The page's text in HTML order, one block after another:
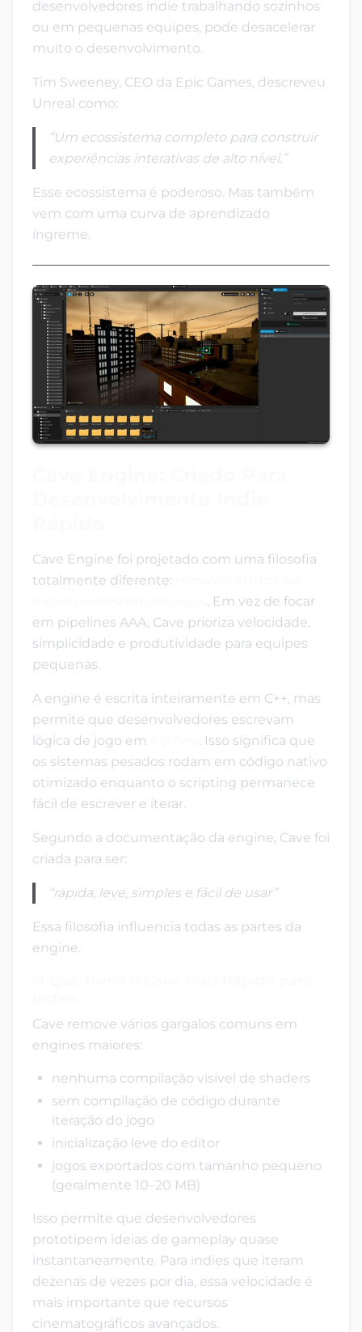
desenvolvedores indie trabalhando sozinhos
ou em pequenas equipes, pode desacelerar
muito o desenvolvimento.
Tim Sweeney, CEO da Epic Games, descreveu
Unreal como:
“Um ecossistema completo para construir
experiências interativas de alto nível.”
Esse ecossistema é poderoso. Mas também
vem com uma curva de aprendizado
íngreme.
Cave Engine foi projetado com uma filosofia
totalmente diferente:
. Em vez de focar
em pipelines AAA, Cave prioriza velocidade,
simplicidade e produtividade para equipes
pequenas.
A engine é escrita inteiramente em C++, mas
permite que desenvolvedores escrevam
lógica de jogo em
. Isso significa que
os sistemas pesados rodam em código nativo
otimizado enquanto o scripting permanece
fácil de escrever e iterar.
Segundo a documentação da engine, Cave foi
criada para ser:
“rápida, leve, simples e fácil de usar”
Essa filosofia influencia todas as partes da
engine.
Cave remove vários gargalos comuns em
engines maiores:
nenhuma compilação visível de shaders
sem compilação de código durante
iteração do jogo
inicialização leve do editor
jogos exportados com tamanho pequeno
(geralmente 10–20 MB)
Isso permite que desenvolvedores
prototipem ideias de gameplay quase
instantaneamente. Para indies que iteram
dezenas de vezes por dia, essa velocidade é
mais importante que recursos
cinematográficos avançados.